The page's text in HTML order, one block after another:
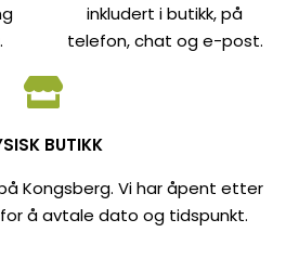
inkludert i butikk, på
telefon, chat og e-post.
BUTIKK
Kongsberg. Vi har åpent etter
å avtale dato og tidspunkt.